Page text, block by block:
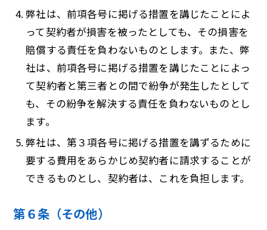
弊社は、前項各号に掲げる措置を講じたことによ
って契約者が損害を被ったとしても、その損害を
賠償する責任を負わないものとします。また、弊
社は、前項各号に掲げる措置を講じたことによっ
て契約者と第三者との間で紛争が発生したとして
も、その紛争を解決する責任を負わないものとし
ます。
弊社は、第３項各号に掲げる措置を講ずるために
要する費用をあらかじめ契約者に請求することが
できるものとし、契約者は、これを負担します。
第６条（その他）